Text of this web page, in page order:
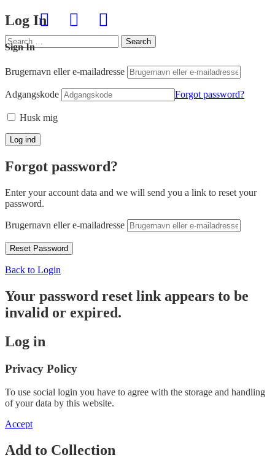
Search
for:
Search
Log In
Sign In
Brugernavn eller e-mailadresse
Adgangskode Forgot password?
Husk mig
Forgot password?
Enter your account data and we will send you a link to reset your
password.
Brugernavn eller e-mailadresse
Back to Login
Your password reset link appears to be
invalid or expired.
Log in
Privacy Policy
To use social login you have to agree with the storage and handling
of your data by this website.
Accept
Add to Collection